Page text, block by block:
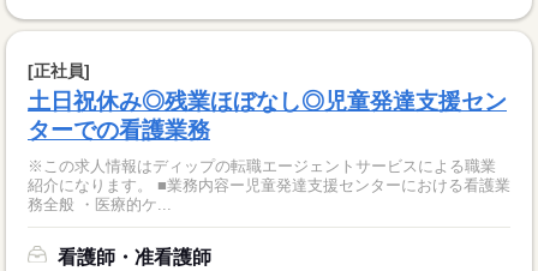
[正社員]
土日祝休み◎残業ほぼなし◎児童発達支援セン
ターでの看護業務
※この求人情報はディップの転職エージェントサービスによる職業
紹介になります。 ■業務内容ー児童発達支援センターにおける看護業
務全般 ・医療的ケ...
看護師・准看護師